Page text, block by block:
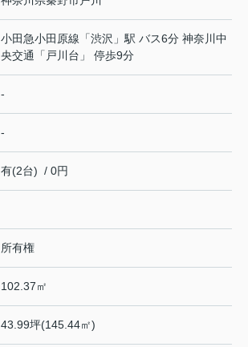
小田急小田原線 「渋沢 」駅 バス6分 神奈川中
央交通「戸川台」 停歩9分
-
-
有(2台) / 0円
所有権
102.37㎡
43.99坪(145.44㎡)